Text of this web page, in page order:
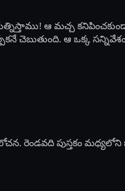
ఆ మచ్చ
ఆ ఒక్క
పుస్తకం మధ్యలోని